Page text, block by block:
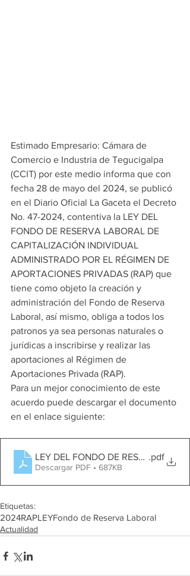
Estimado Empresario: Cámara de
Comercio e Industria de Tegucigalpa
(CCIT) por este medio informa que con
fecha 28 de mayo del 2024, se publicó
en el Diario Oficial La Gaceta el Decreto
No. 47-2024, contentiva la LEY DEL
FONDO DE RESERVA LABORAL DE
CAPITALIZACIÓN INDIVIDUAL
ADMINISTRADO POR EL RÉGIMEN DE
APORTACIONES PRIVADAS (RAP) que
tiene como objeto la creación y
administración del Fondo de Reserva
Laboral, así mismo, obliga a todos los
patronos ya sea personas naturales o
jurídicas a inscribirse y realizar las
aportaciones al Régimen de
Aportaciones Privada (RAP).
Para un mejor conocimiento de este
acuerdo puede descargar el documento
en el enlace siguiente:
LEY DEL FONDO DE RESERVA
.pdf
Descargar PDF • 687KB
Etiquetas:
2024RAPLEYFondo de Reserva Laboral
Actualidad